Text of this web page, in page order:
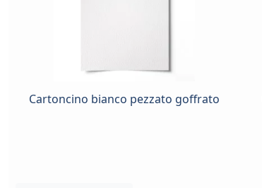
Cartoncino bianco pezzato goffrato